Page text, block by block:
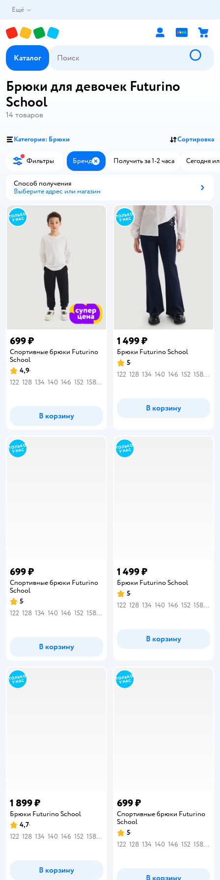
Ещё
Каталог
Брюки для девочек Futurino
School
14 товаров
Категория: Брюки Сортировка
Фильтры Бренд ЗакрытьПолучить за 1-2 часа Сегодня
Способ получения
Выберите адрес или магазин
699 ₽
Спортивные брюки Futurino
School
Рейтинг:
4,9
122 128 134 140 146 152 158 164
В корзину
1 499 ₽
Брюки Futurino School
Рейтинг:
5
122 128 134 140 146 152 158 164
В корзину
699 ₽
Спортивные брюки Futurino
School
Рейтинг:
5
122 128 134 140 146 152 158 164
В корзину
1 499 ₽
Брюки Futurino School
Рейтинг:
5
122 128 134 140 146 152 158 164
В корзину
1 899 ₽
Брюки Futurino School
Рейтинг:
4,7
122 128 134 140 146 152 158 164
В корзину
699 ₽
Спортивные брюки Futurino
School
Рейтинг:
5
122 128 134 140 146 152 158 164
В корзину